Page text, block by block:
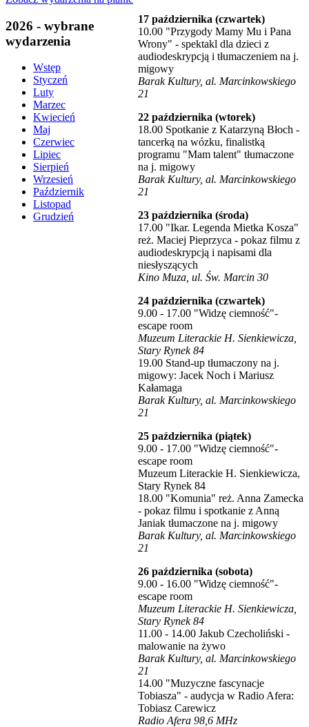
2026 - wybrane
wydarzenia
Wstęp
Styczeń
Luty
Marzec
Kwiecień
Maj
Czerwiec
Lipiec
Sierpień
Wrzesień
Październik
Listopad
Grudzień
17 października (czwartek)
10.00 "Przygody Mamy Mu i Pana
Wrony" - spektakl dla dzieci z
audiodeskrypcją i tłumaczeniem na j.
migowy
Barak Kultury, al. Marcinkowskiego
21
22 października (wtorek)
18.00 Spotkanie z Katarzyną Błoch -
tancerką na wózku, finalistką
programu "Mam talent" tłumaczone
na j. migowy
Barak Kultury, al. Marcinkowskiego
21
23 października (środa)
17.00 "Ikar. Legenda Mietka Kosza"
reż. Maciej Pieprzyca - pokaz filmu z
audiodeskrypcją i napisami dla
niesłyszących
Kino Muza, ul. Św. Marcin 30
24 października (czwartek)
9.00 - 17.00 "Widzę ciemność"-
escape room
Muzeum Literackie H. Sienkiewicza,
Stary Rynek 84
19.00 Stand-up tłumaczony na j.
migowy: Jacek Noch i Mariusz
Kałamaga
Barak Kultury, al. Marcinkowskiego
21
25 października (piątek)
9.00 - 17.00 "Widzę ciemność"-
escape room
Muzeum Literackie H. Sienkiewicza,
Stary Rynek 84
18.00 "Komunia" reż. Anna Zamecka
- pokaz filmu i spotkanie z Anną
Janiak tłumaczone na j. migowy
Barak Kultury, al. Marcinkowskiego
21
26 października (sobota)
9.00 - 16.00 "Widzę ciemność"-
escape room
Muzeum Literackie H. Sienkiewicza,
Stary Rynek 84
11.00 - 14.00 Jakub Czecholiński -
malowanie na żywo
Barak Kultury, al. Marcinkowskiego
21
14.00 "Muzyczne fascynacje
Tobiasza" - audycja w Radio Afera:
Tobiasz Carewicz
Radio Afera 98,6 MHz